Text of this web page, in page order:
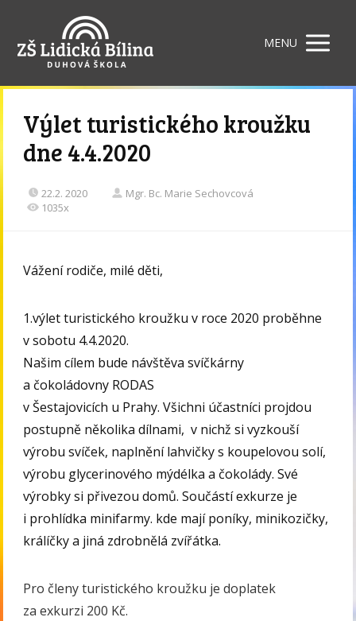
MENU
Výlet turistického kroužku
dne 4.4.2020
22.2. 2020
Mgr. Bc. Marie Sechovcová
1035x
Vážení rodiče, milé děti,
1.výlet turistického kroužku v roce 2020 proběhne
v sobotu 4.4.2020.
Našim cílem bude návštěva svíčkárny
a čokoládovny RODAS
v Šestajovicích u Prahy. Všichni účastníci projdou
postupně několika dílnami, v nichž si vyzkouší
výrobu svíček, naplnění lahvičky s koupelovou solí,
výrobu glycerinového mýdélka a čokolády. Své
výrobky si přivezou domů. Součástí exkurze je
i prohlídka minifarmy. kde mají poníky, minikozičky,
králíčky a jiná zdrobnělá zvířátka.
Pro členy turistického kroužku je doplatek
za exkurzi 200 Kč.